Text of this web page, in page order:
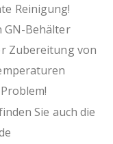
Reinigung!
GN-Behälter
Zubereitung von
Sie auch die